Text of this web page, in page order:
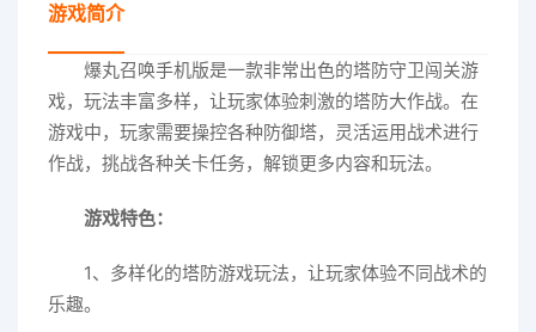
游戏简介
爆丸召唤手机版是一款非常出色的塔防守卫闯关游
戏，玩法丰富多样，让玩家体验刺激的塔防大作战。在
游戏中，玩家需要操控各种防御塔，灵活运用战术进行
作战，挑战各种关卡任务，解锁更多内容和玩法。
游戏特色：
1、多样化的塔防游戏玩法，让玩家体验不同战术的
乐趣。